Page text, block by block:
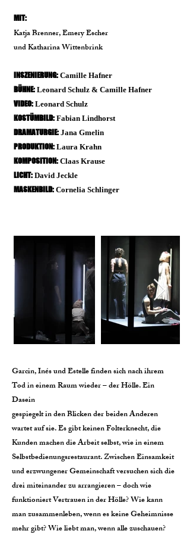
MIT:
Katja Brenner, Emery Escher
und Katharina Wittenbrink
INSZENIERUNG: Camille Hafner
BÜHNE: Leonard Schulz & Camille Hafner
VIDEO: Leonard Schulz
KOSTÜMBILD: Fabian Lindhorst
DRAMATURGIE: Jana Gmelin
PRODUKTION: Laura Krahn
KOMPOSITION: Claas Krause
LICHT: David Jeckle
MASKENBILD: Cornelia Schlinger
Garcin, Inés und Estelle finden sich nach ihrem
Tod in einem Raum wieder – der Hölle. Ein
Dasein
gespiegelt in den Blicken der beiden Anderen
wartet auf sie. Es gibt keinen Folterknecht, die
Kunden machen die Arbeit selbst, wie in einem
Selbstbedienungsrestaurant. Zwischen Einsamkeit
und erzwungener Gemeinschaft versuchen sich die
drei miteinander zu arrangieren – doch wie
funktioniert Vertrauen in der Hölle? Wie kann
man zusammenleben, wenn es keine Geheimnisse
mehr gibt? Wie liebt man, wenn alle zuschauen?